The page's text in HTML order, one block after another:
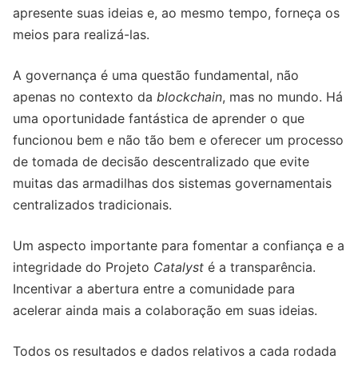
apresente suas ideias e, ao mesmo tempo, forneça os
meios para realizá-las.
A governança é uma questão fundamental, não
apenas no contexto da blockchain, mas no mundo. Há
uma oportunidade fantástica de aprender o que
funcionou bem e não tão bem e oferecer um processo
de tomada de decisão descentralizado que evite
muitas das armadilhas dos sistemas governamentais
centralizados tradicionais.
Um aspecto importante para fomentar a confiança e a
integridade do Projeto Catalyst é a transparência.
Incentivar a abertura entre a comunidade para
acelerar ainda mais a colaboração em suas ideias.
Todos os resultados e dados relativos a cada rodada